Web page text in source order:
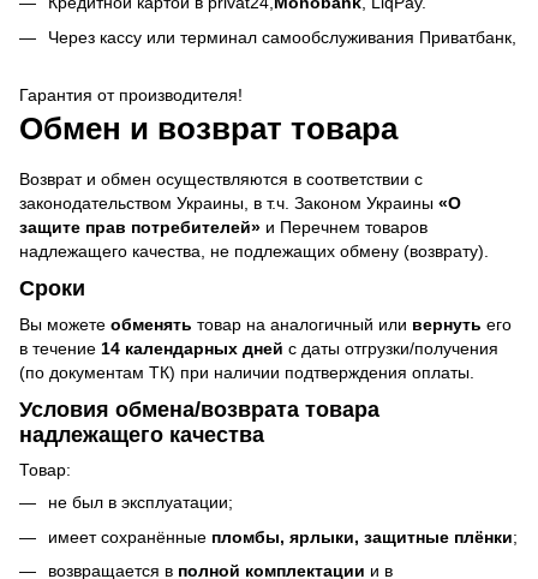
Через кассу или терминал самообслуживания Приватбанк,
Гарантия от производителя!
Обмен и возврат товара
Возврат и обмен осуществляются в соответствии с
законодательством Украины, в т.ч. Законом Украины «О
защите прав потребителей» и Перечнем товаров
надлежащего качества, не подлежащих обмену (возврату).
Сроки
Вы можете обменять товар на аналогичный или вернуть его
в течение 14 календарных дней с даты отгрузки/получения
(по документам ТК) при наличии подтверждения оплаты.
Условия обмена/возврата товара
надлежащего качества
Товар:
не был в эксплуатации;
имеет сохранённые пломбы, ярлыки, защитные плёнки;
возвращается в полной комплектации и в